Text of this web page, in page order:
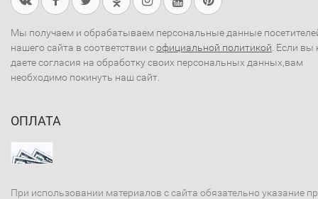
Мы получаем и обрабатываем персональные данные
нашего сайта в соответствии софициальной политикой . Если вы
даете согласия на обработку своих персональных данных,вам
необходимо покинуть наш сайт.
ОПЛАТА
При использовании материалов с сайта обязательно указание